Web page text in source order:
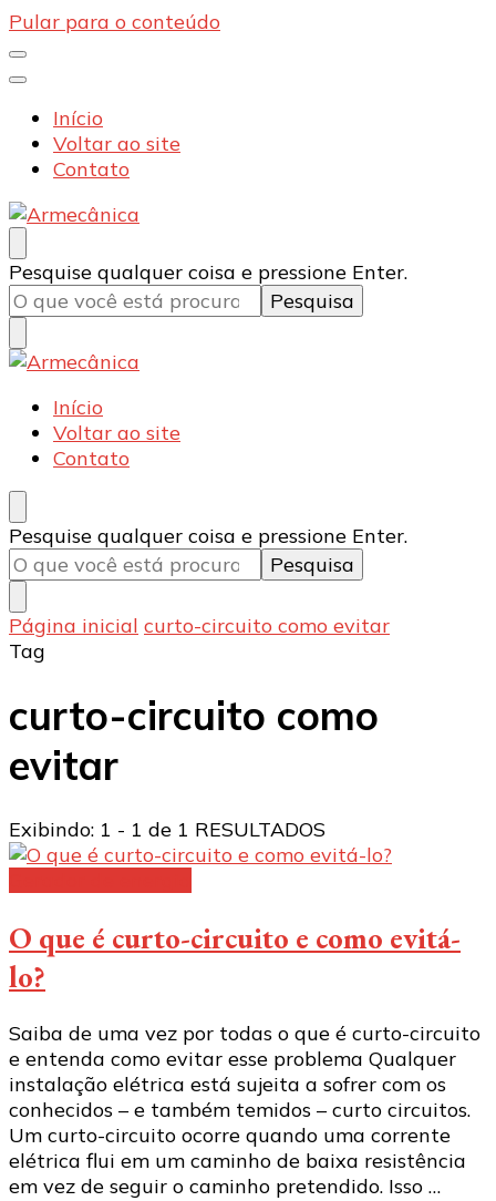
Pular para o conteúdo
Início
Voltar ao site
Contato
Armecânica
Blog
Procurando
algo?
Pesquise qualquer coisa e pressione Enter.
Armecânica
Blog
Início
Voltar ao site
Contato
Procurando
algo?
Pesquise qualquer coisa e pressione Enter.
Página inicial curto-circuito como evitar
Tag
curto-circuito como
evitar
Exibindo: 1 - 1 de 1 RESULTADOS
O que é curto-circuito e como evitá-
lo?
Saiba de uma vez por todas o que é curto-circuito
e entenda como evitar esse problema Qualquer
instalação elétrica está sujeita a sofrer com os
conhecidos – e também temidos – curto circuitos.
Um curto-circuito ocorre quando uma corrente
elétrica flui em um caminho de baixa resistência
em vez de seguir o caminho pretendido. Isso …